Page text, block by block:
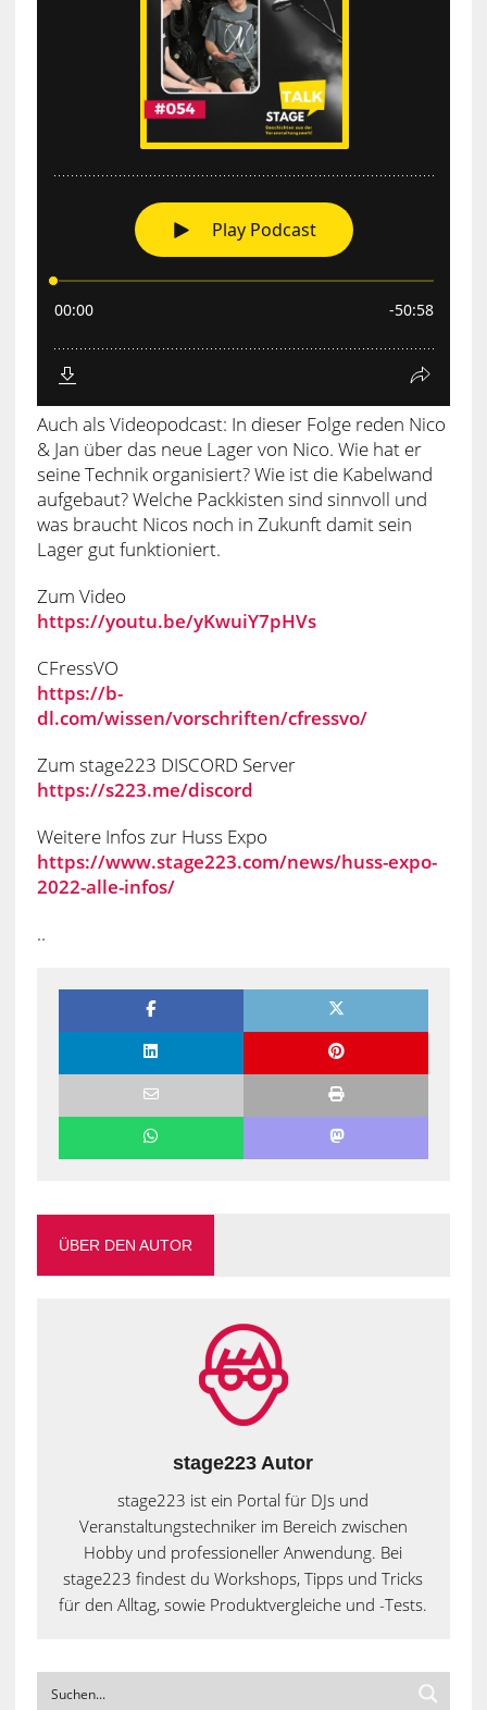
Auch als Videopodcast: In dieser Folge reden Nico
& Jan über das neue Lager von Nico. Wie hat er
seine Technik organisiert? Wie ist die Kabelwand
aufgebaut? Welche Packkisten sind sinnvoll und
was braucht Nicos noch in Zukunft damit sein
Lager gut funktioniert.
Zum Video
https://youtu.be/yKwuiY7pHVs
CFressVO
https://b-
dl.com/wissen/vorschriften/cfressvo/
Zum stage223 DISCORD Server
https://s223.me/discord
Weitere Infos zur Huss Expo
https://www.stage223.com/news/huss-expo-
2022-alle-infos/
..
ÜBER DEN AUTOR
stage223 Autor
stage223 ist ein Portal für DJs und
Veranstaltungstechniker im Bereich zwischen
Hobby und professioneller Anwendung. Bei
stage223 findest du Workshops, Tipps und Tricks
für den Alltag, sowie Produktvergleiche und -Tests.